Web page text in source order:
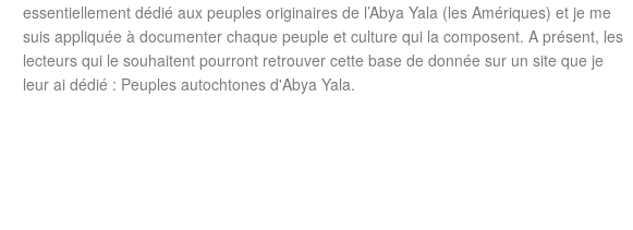
essentiellement dédié aux peuples originaires de l’Abya Yala (les Amériques) et je me
suis appliquée à documenter chaque peuple et culture qui la composent. A présent, les
lecteurs qui le souhaitent pourront retrouver cette base de donnée sur un site que je
leur ai dédié : Peuples autochtones d'Abya Yala.